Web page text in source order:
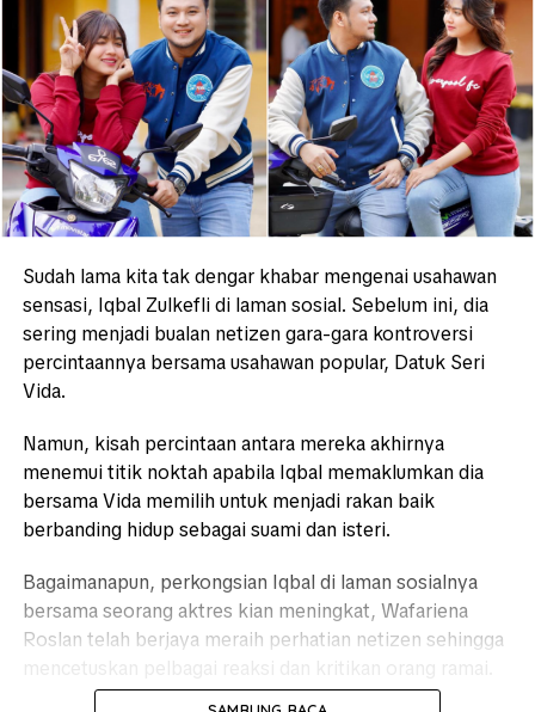
Sudah lama kita tak dengar khabar mengenai usahawan
sensasi, Iqbal Zulkefli di laman sosial. Sebelum ini, dia
sering menjadi bualan netizen gara-gara kontroversi
percintaannya bersama usahawan popular, Datuk Seri
Vida.
Namun, kisah percintaan antara mereka akhirnya
menemui titik noktah apabila Iqbal memaklumkan dia
bersama Vida memilih untuk menjadi rakan baik
berbanding hidup sebagai suami dan isteri.
Bagaimanapun, perkongsian Iqbal di laman sosialnya
bersama seorang aktres kian meningkat, Wafariena
Roslan telah berjaya meraih perhatian netizen sehingga